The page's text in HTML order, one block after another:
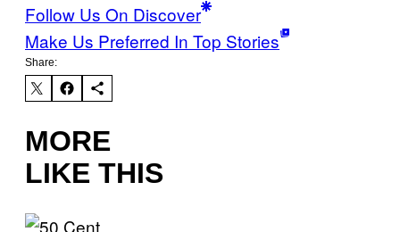
Follow Us On Discover
Make Us Preferred In Top Stories
Share:
MORE
LIKE THIS